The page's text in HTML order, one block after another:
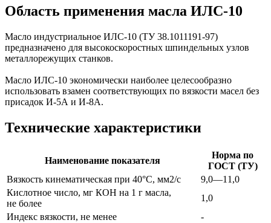
Область применения масла ИЛС-10
Масло индустриальное ИЛС-10 (ТУ 38.1011191-97)
предназначено для высокоскоростных шпиндельных узлов
металлорежущих станков.
Масло ИЛС-10 экономически наиболее целесообразно
использовать взамен соответствующих по вязкости масел без
присадок И-5А и И-8А.
Технические характеристики
Наименование показателя
Норма по
ГОСТ (ТУ)
Вязкость кинематическая при 40°С, мм2/с
9,0—11,0
Кислотное число, мг КОН на 1 г масла,
не более
1,0
Индекс вязкости, не менее
-